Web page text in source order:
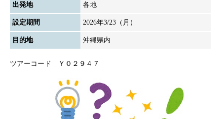
出発地 各地
設定期間 2026年3/23（月）
目的地 沖縄県内
ツアーコード Ｙ０２９４７